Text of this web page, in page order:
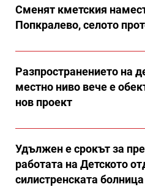
Сменят кметския
Попкралево, селото
Разпространението на
местно ниво вече е
нов проект
Удължен е срокът за
работата на Детското
силистренската болница